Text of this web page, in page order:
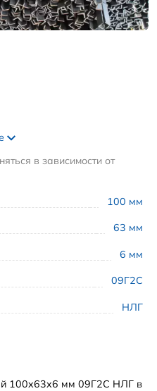
100 мм
63 мм
6 мм
09Г2С
НЛГ
в зависимости от
100x63x6 мм 09Г2С НЛГ в